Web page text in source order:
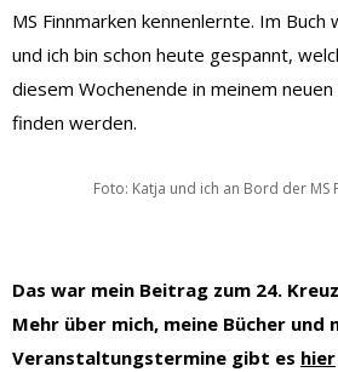
MS Finnmarken kennenlernte. Im
und ich bin schon heute gespannt,
diesem Wochenende in meinem
finden werden.
Foto: Katja und ich an Bord der MS
Das war mein Beitrag zum 24.
Mehr über mich, meine Bücher und
Veranstaltungstermine gibt es hier